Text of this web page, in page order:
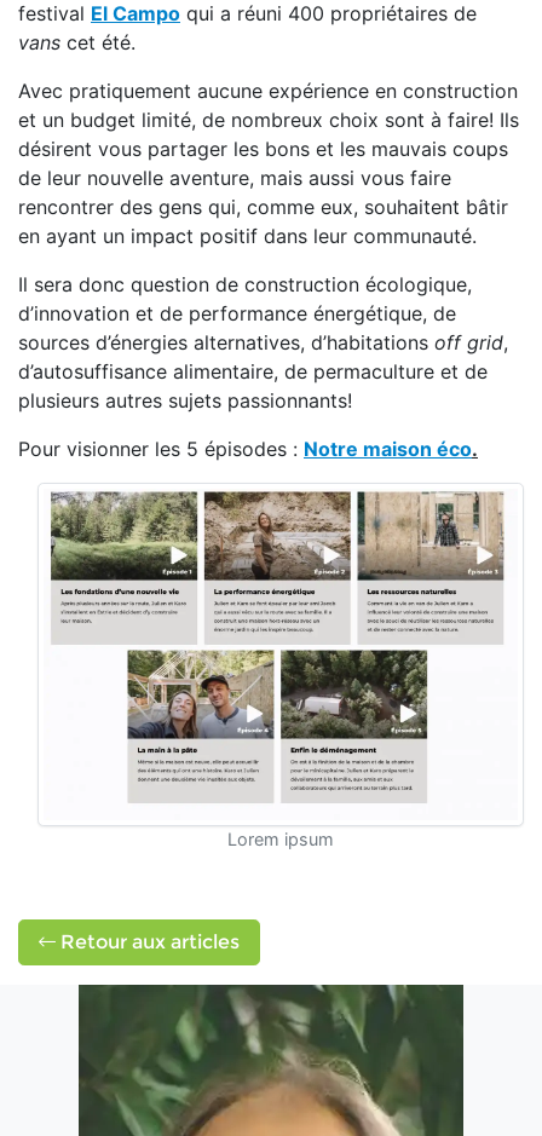
festival El Campo qui a réuni 400 propriétaires de
vans cet été.
Avec pratiquement aucune expérience en construction
et un budget limité, de nombreux choix sont à faire! Ils
désirent vous partager les bons et les mauvais coups
de leur nouvelle aventure, mais aussi vous faire
rencontrer des gens qui, comme eux, souhaitent bâtir
en ayant un impact positif dans leur communauté.
Il sera donc question de construction écologique,
d’innovation et de performance énergétique, de
sources d’énergies alternatives, d’habitations off grid,
d’autosuffisance alimentaire, de permaculture et de
plusieurs autres sujets passionnants!
Pour visionner les 5 épisodes : Notre maison éco.
Lorem ipsum
Retour aux articles